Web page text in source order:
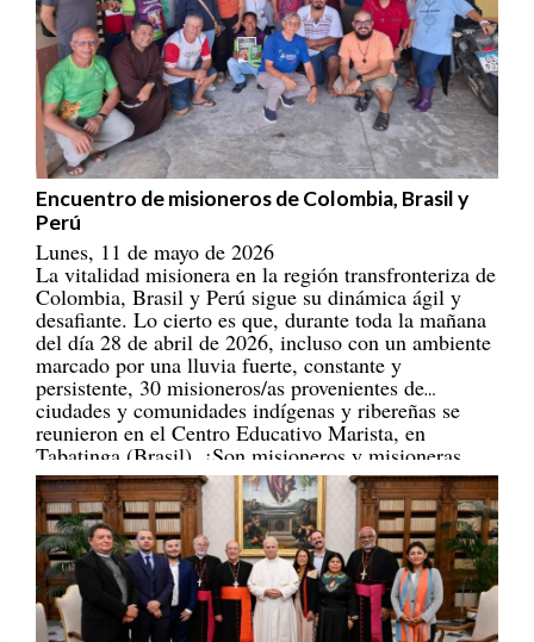
Encuentro de misioneros de Colombia, Brasil y
Perú
Lunes, 11 de mayo de 2026
La vitalidad misionera en la región transfronteriza de
Colombia, Brasil y Perú sigue su dinámica ágil y
desafiante. Lo cierto es que, durante toda la mañana
del día 28 de abril de 2026, incluso con un ambiente
marcado por una lluvia fuerte, constante y
persistente, 30 misioneros/as provenientes de
ciudades y comunidades indígenas y ribereñas se
reunieron en el Centro Educativo Marista, en
Tabatinga (Brasil). ¡Son misioneros y misioneras
portadores/as de esperanza! [REPAM]